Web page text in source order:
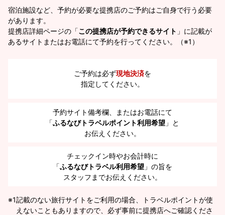
宿泊施設など、予約が必要な提携店のご予約はご自身で行う必要
があります。
提携店詳細ページの「この提携店が予約できるサイト 」に記載が
あるサイトまたはお電話にて予約を行ってください。（※1）
ご予約は必ず現地決済を
指定してください。
予約サイト備考欄、またはお電話にて
「ふるなびトラベルポイント利用希望 」と
お伝えください。
チェックイン時やお会計時に
「ふるなびトラベル利用希望 」の旨を
スタッフまでお伝えください。
※1記載のない旅行サイトをご利用の場合、トラベルポイントが使
えないこともありますので、必ず事前に提携店へご確認くださ